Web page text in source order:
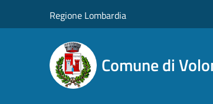
Regione Lombardia
Comune di